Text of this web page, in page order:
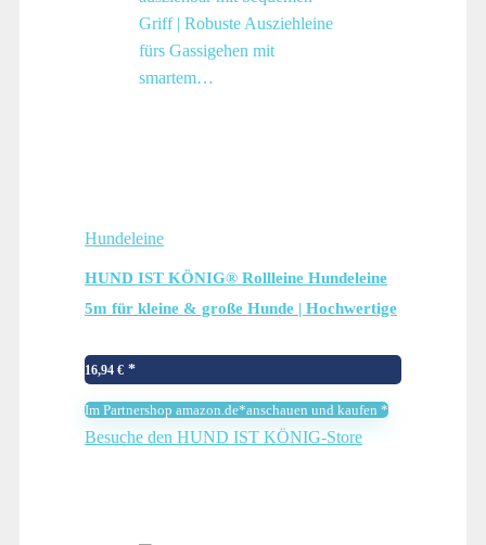
Hundeleine
HUND IST KÖNIG® Rollleine Hundeleine
5m für kleine & große Hunde | Hochwertige
Robuste Ausziehleine fürs Gassigehen mit
smartem…
16,94 €
Im Partnershop amazon.de*anschauen und kaufen *
Besuche den HUND IST KÖNIG-Store